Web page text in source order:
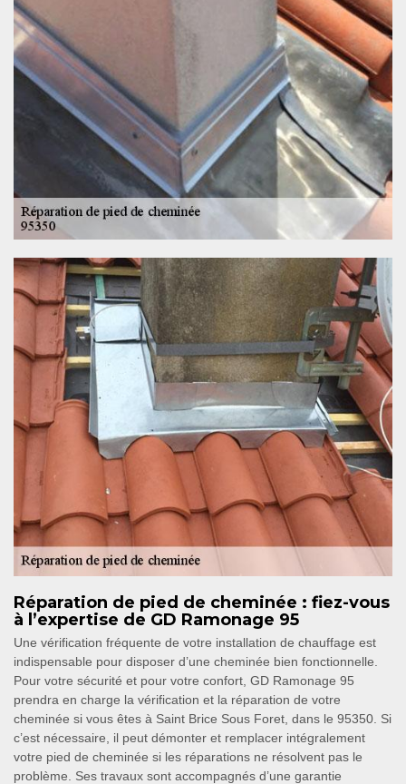
Réparation de pied de cheminée : fiez-vous
à l’expertise de GD Ramonage 95
Une vérification fréquente de votre installation de chauffage est
indispensable pour disposer d’une cheminée bien fonctionnelle.
Pour votre sécurité et pour votre confort, GD Ramonage 95
prendra en charge la vérification et la réparation de votre
cheminée si vous êtes à Saint Brice Sous Foret, dans le 95350. Si
c’est nécessaire, il peut démonter et remplacer intégralement
votre pied de cheminée si les réparations ne résolvent pas le
problème. Ses travaux sont accompagnés d’une garantie